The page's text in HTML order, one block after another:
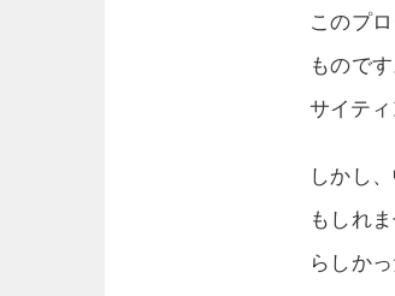
このプ
もので
サイテ
しかし
もしれ
らしか